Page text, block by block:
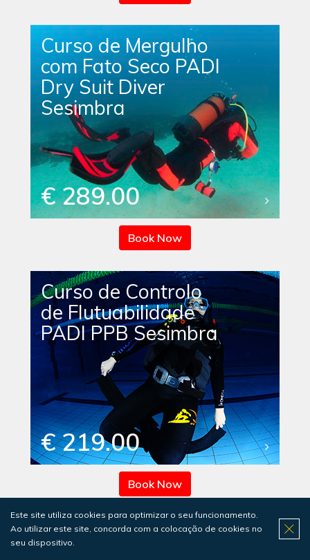
Curso de Mergulho
com Fato Seco PADI
Dry Suit Diver
Sesimbra
€ 289.00
Book Now
Curso de Controlo
de Flutuabilidade
PADI PPB Sesimbra
€ 219.00
Book Now
Curso de Nitrox
Este site utiliza cookies para optimizar o seu funcionamento.
Ao utilizar este site, concorda com a colocação de cookies no
seu dispositivo.